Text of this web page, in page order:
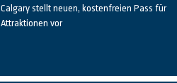
Calgary stellt neuen, kostenfreien Pass für
Attraktionen vor